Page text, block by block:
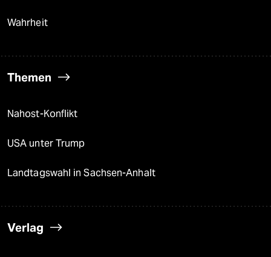
Wahrheit
Themen
Nahost-Konflikt
USA unter Trump
Landtagswahl in Sachsen-Anhalt
Verlag